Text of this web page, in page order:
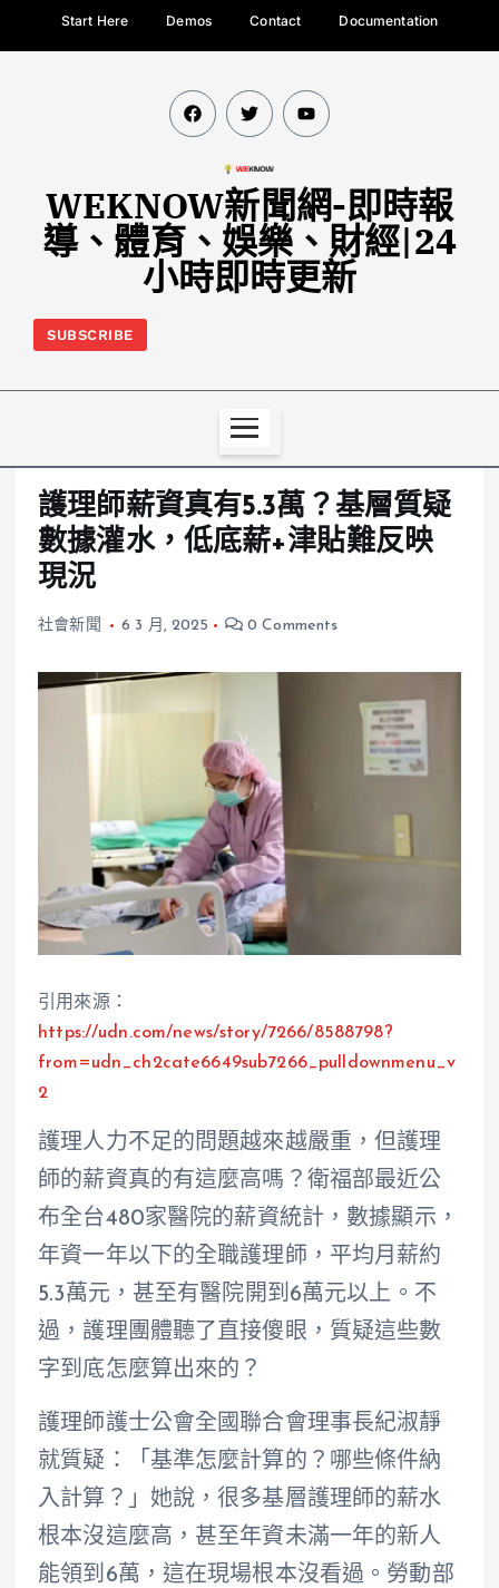
Start Here Demos Contact Documentation
WEKNOW新聞網-即時報
導、體育、娛樂、財經|24
小時即時更新
SUBSCRIBE
護理師薪資真有5.3萬？基層質疑
數據灌水，低底薪+津貼難反映
現況
社會新聞 6 3 月, 2025 0 Comments
引用來源：
https://udn.com/news/story/7266/8588798?
from=udn_ch2cate6649sub7266_pulldownmenu_v
2
護理人力不足的問題越來越嚴重，但護理
師的薪資真的有這麼高嗎？衛福部最近公
布全台480家醫院的薪資統計，數據顯示，
年資一年以下的全職護理師，平均月薪約
5.3萬元，甚至有醫院開到6萬元以上。不
過，護理團體聽了直接傻眼，質疑這些數
字到底怎麼算出來的？
護理師護士公會全國聯合會理事長紀淑靜
就質疑：「基準怎麼計算的？哪些條件納
入計算？」她說，很多基層護理師的薪水
根本沒這麼高，甚至年資未滿一年的新人
能領到6萬，這在現場根本沒看過。勞動部